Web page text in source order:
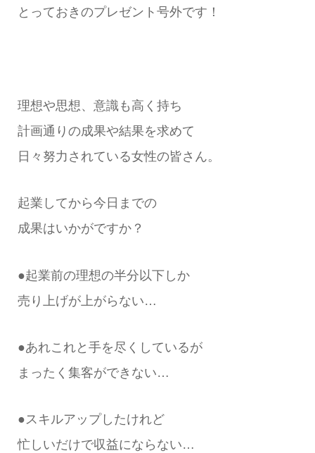
とっておきのプレゼント号外です！
理想や思想、意識も高く持ち
計画通りの成果や結果を求めて
日々努力されている女性の皆さん。
起業してから今日までの
成果はいかがですか？
●起業前の理想の半分以下しか
売り上げが上がらない…
●あれこれと手を尽くしているが
まったく集客ができない…
●スキルアップしたけれど
忙しいだけで収益にならない…